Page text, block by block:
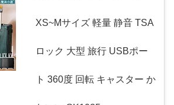
XS~Mサイズ 軽量 静音 TSA
ロック 大型 旅行 USBポー
ト 360度 回転 キャスター か